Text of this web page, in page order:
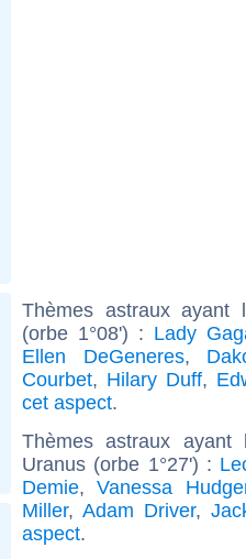
Thèmes astraux ayant
(orbe 1°08') : Lady
Ellen DeGeneres,
Courbet, Hilary Duff,
cet aspect.
Thèmes astraux ayant
Uranus (orbe 1°27') :
Demie,Vanessa
Miller,Adam Driver,
aspect.